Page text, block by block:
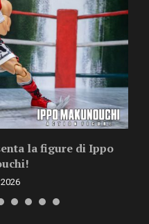
la figure di Ippo